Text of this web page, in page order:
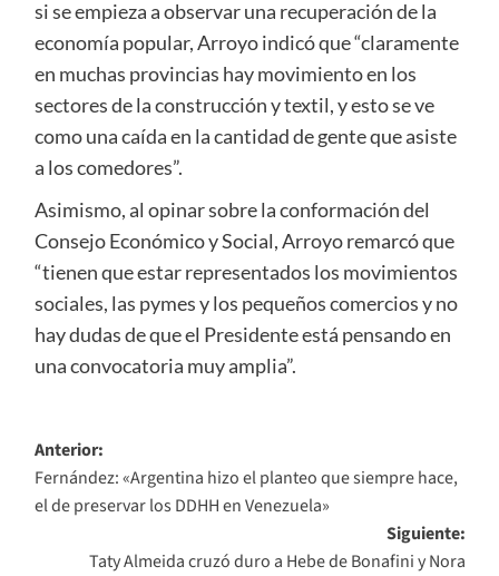
si se empieza a observar una recuperación de la
economía popular, Arroyo indicó que “claramente
en muchas provincias hay movimiento en los
sectores de la construcción y textil, y esto se ve
como una caída en la cantidad de gente que asiste
a los comedores”.
Asimismo, al opinar sobre la conformación del
Consejo Económico y Social, Arroyo remarcó que
“tienen que estar representados los movimientos
sociales, las pymes y los pequeños comercios y no
hay dudas de que el Presidente está pensando en
una convocatoria muy amplia”.
Navegación
de
entradas
Anterior:
Fernández: «Argentina hizo el planteo que siempre hace,
el de preservar los DDHH en Venezuela»
Siguiente:
Taty Almeida cruzó duro a Hebe de Bonafini y Nora